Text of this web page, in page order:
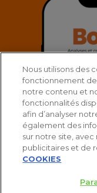
Nous utilisons des
fonctionnement
notre contenu et
fonctionnalités
afin d’analyser
également des
sur notre site, avec
publicitaires et de
COOKIES